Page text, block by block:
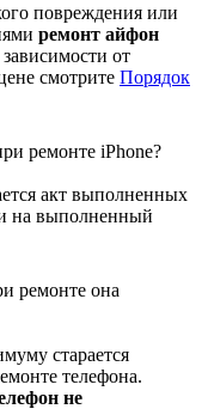
повреждения или
ремонт айфон
от
смотрите Порядок
ремонте iPhone?
акт выполненных
на выполненный
ремонте она
старается
телефона.
не